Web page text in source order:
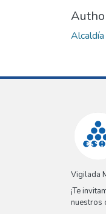
Alcaldía
Vigilada
¡Te
nuestros